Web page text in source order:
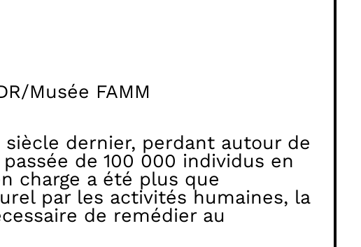
Musée FAMM
dernier, perdant autour de
de 100 000 individus en
charge a été plus que
par les activités humaines, la
de remédier au